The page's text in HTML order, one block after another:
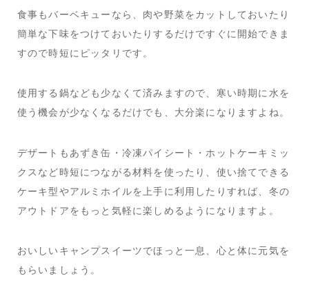
食事もバーベキューなら、肉や野菜をカットしておいたり
簡単な下味をつけておいたりするだけですぐに開始できま
すので時短にピッタリです。
使用する鍋なども少なくて済みますので、寒い時期に水を
使う機会が少なくなるだけでも、大分楽になりますよね。
デザートもあずき缶・冷凍パイシート・ホットケーキミッ
クスなど時短につながる材料を使ったり、使い捨てできる
ケーキ型やアルミホイルを上手に利用したりすれば、冬の
アウトドアをもっと気軽に楽しめるようになりますよ。
おいしいキャンプスイーツでほっと一息、心と体に元気を
もらいましょう。